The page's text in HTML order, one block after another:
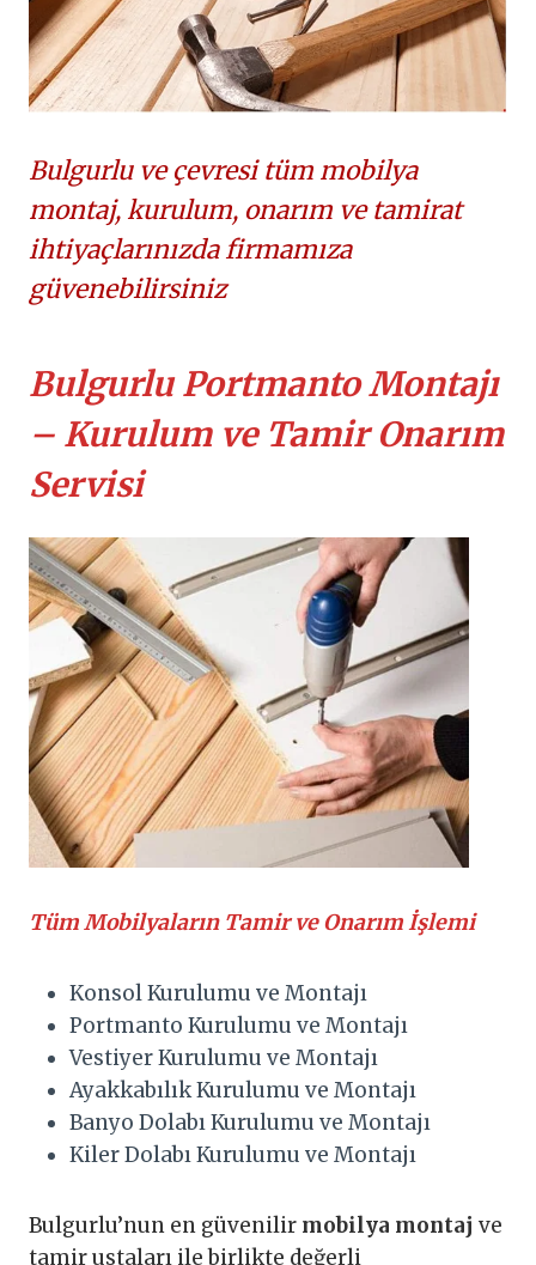
Bulgurlu ve çevresi tüm mobilya
montaj, kurulum, onarım ve tamirat
ihtiyaçlarınızda firmamıza
güvenebilirsiniz
Bulgurlu Portmanto Montajı
– Kurulum ve Tamir Onarım
Servisi
Tüm Mobilyaların Tamir ve Onarım İşlemi
Konsol Kurulumu ve Montajı
Portmanto Kurulumu ve Montajı
Vestiyer Kurulumu ve Montajı
Ayakkabılık Kurulumu ve Montajı
Banyo Dolabı Kurulumu ve Montajı
Kiler Dolabı Kurulumu ve Montajı
Bulgurlu’nun en güvenilir mobilya montaj ve
tamir ustaları ile birlikte değerli